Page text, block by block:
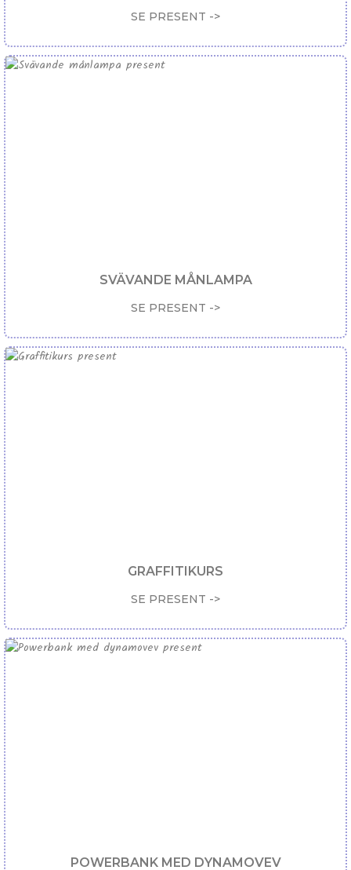
SE PRESENT ->
SVÄVANDE MÅNLAMPA
SE PRESENT ->
GRAFFITIKURS
SE PRESENT ->
POWERBANK MED DYNAMOVEV